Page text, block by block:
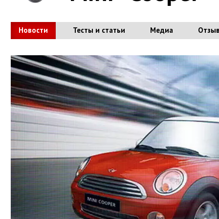
Новости Тесты и статьи Медиа